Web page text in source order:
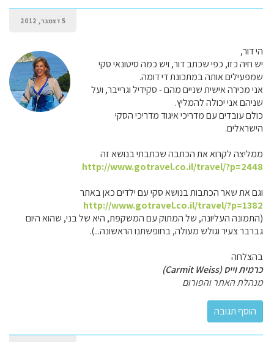
5 דצמבר, 2012
הי דור,
יש חיה כזו, כפי שכתב דור, ויש כמה סיטונאי סקי
שמפעילים אותה במתכונת די דומה.
אני מכירה אישית שניים מהם - סקידיל וגרייבר, ועל
שניהם אני יכולה להמליץ.
כולם עובדים עם מדריכי איגוד מדריכי הסקי
הישראלים.
ממליצה לקרוא את הכתבה שכתבתי בנושא זה
http://www.gotravel.co.il/travel/?p=2448
וגם את שאר הכתבות בנושא סקי עם ילדים כאן באתר
http://www.gotravel.co.il/travel/?p=1382
(התמונה העליונה, של המתוק עם המשקפת, היא של בני, שהוא היום
גברבר צעיר וגולש מעולה, בחופשתנו הראשונה...).
בהצלחה
כרמית וייס (Carmit Weiss)
מנהלת האתר והפורום